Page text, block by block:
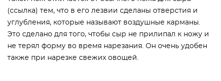
(ссылка) тем, что в его лезвии сделаны отверстия и
углубления, которые называют воздушные карманы.
Это сделано для того, чтобы сыр не прилипал к ножу и
не терял форму во время нарезания. Он очень удобен
также при нарезке свежих овощей.